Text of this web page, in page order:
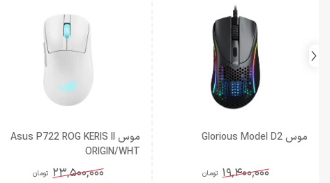
موس Glorious Model D2
19,400,000 تومان
موس Asus P722 ROG KERIS II
ORIGIN/WHT
23,500,000 تومان